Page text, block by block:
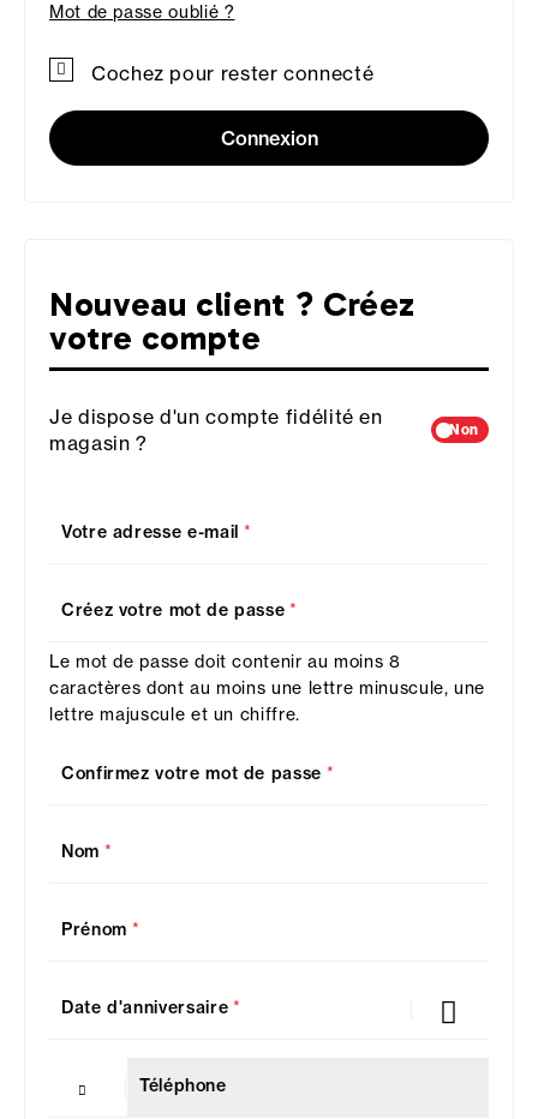
Mot de passe oublié ?
Cochez pour rester connecté
Connexion
Nouveau client ? Créez
votre compte
Je dispose d'un compte fidélité en
magasin ?
Non
*
Votre adresse e-mail
*
Créez votre mot de passe
Le mot de passe doit contenir au moins 8
caractères dont au moins une lettre minuscule, une
lettre majuscule et un chiffre.
*
Confirmez votre mot de passe
*
Nom
*
Prénom
*
Date d'anniversaire
Téléphone